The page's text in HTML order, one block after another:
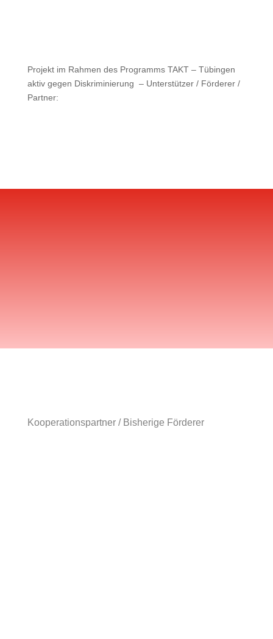
Projekt im Rahmen des Programms TAKT – Tübingen
aktiv gegen Diskriminierung – Unterstützer / Förderer /
Partner:
Kooperationspartner / Bisherige Förderer